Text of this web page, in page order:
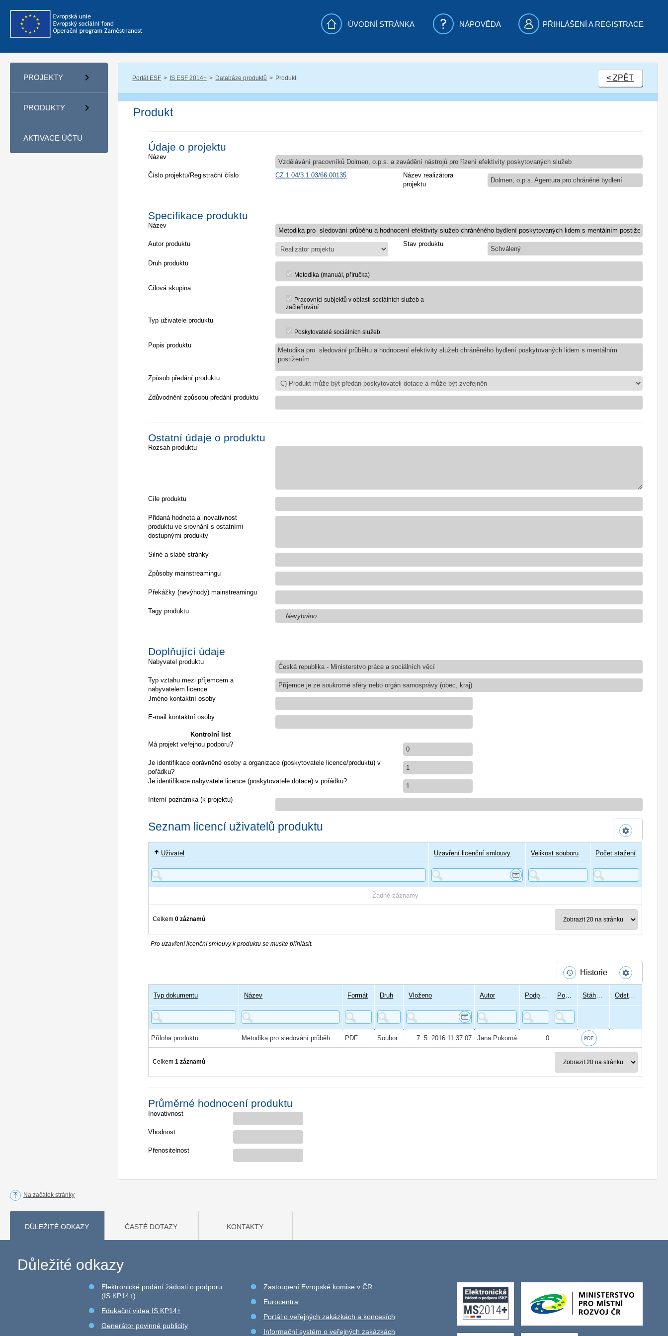
ÚVODNÍ STRÁNKA NÁPOVĚDA PŘIHLÁŠENÍ A REGISTRACE
PROJEKTY
PRODUKTY
AKTIVACE ÚČTU
Portál ESF IS ESF 2014+ Databáze produktů Produkt < ZPĚT
Produkt
Údaje o projektu
Název
Vzdělávání pracovníků Dolmen, o.p.s. a zavádění nástrojů pro řízení efektivity poskytovaných služeb
Číslo projektu/Registrační číslo
CZ.1.04/3.1.03/66.00135
Název realizátora
projektu
Dolmen, o.p.s. Agentura pro chráněné bydlení
Specifikace produktu
Název
Autor produktu Stav produktu
Schválený
Druh produktu
Metodika (manuál, příručka)
Cílová skupina
Pracovníci subjektů v oblasti sociálních služeb a
začleňování
Typ uživatele produktu
Poskytovatelé sociálních služeb
Popis produktu
Metodika pro sledování průběhu a hodnocení efektivity služeb chráněného bydlení poskytovaných lidem s mentálním
postižením
Způsob předání produktu
Zdůvodnění způsobu předání produktu
Ostatní údaje o produktu
Rozsah produktu
Cíle produktu
Přidaná hodnota a inovativnost
produktu ve srovnání s ostatními
dostupnými produkty
Silné a slabé stránky
Způsoby mainstreamingu
Překážky (nevýhody) mainstreamingu
Tagy produktu
Nevybráno
Doplňující údaje
Nabyvatel produktu
Česká republika - Ministerstvo práce a sociálních věcí
Typ vztahu mezi příjemcem a
nabyvatelem licence
Příjemce je ze soukromé sféry nebo orgán samosprávy (obec, kraj)
Jméno kontaktní osoby
E-mail kontaktní osoby
Kontrolní list
Má projekt veřejnou podporu?
0
Je identifikace oprávněné osoby a organizace (poskytovatele licence/produktu) v
pořádku?
1
Je identifikace nabyvatele licence (poskytovatele dotace) v pořádku?
1
Interní poznámka (k projektu)
Seznam licencí uživatelů produktu
Uživatel Uzavření licenční smlouvy Velikost souboru Počet stažení
Žádné záznamy
Celkem 0 záznamů
Pro uzavření licenční smlouvy k produktu se musíte přihlásit.
Historie
Typ dokumentu Název Formát Druh Vloženo Autor Podpisů Podepsal Stáhnout Odstranit
Příloha produktu Metodika pro sledování průběhu a hodnocení efektivity služeb chránněého bydlení poskytovaných lidem s mentálním postižením PDF Soubor 7. 5. 2016 11:37:07 Jana Pokorná 0
Celkem 1 záznamů
Průměrné hodnocení produktu
Inovativnost
Vhodnost
Přenositelnost
Na začátek stránky
DŮLEŽITÉ ODKAZY ČASTÉ DOTAZY KONTAKTY
Důležité odkazy
Elektronické podání žádosti o podporu
(IS KP14+)
Edukační videa IS KP14+
Generátor povinné publicity
Zastoupení Evropské komise v ČR
Eurocentra
Portál o veřejných zakázkách a koncesích
Informační systém o veřejných zakázkách